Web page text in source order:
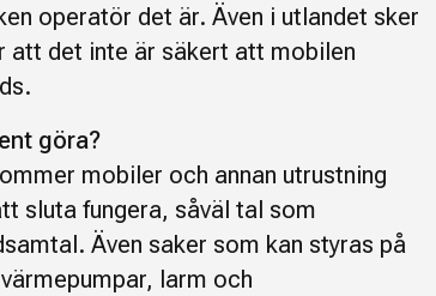
operatör det är. Även i utlandet sker
att det inte är säkert att mobilen
göra?
mobiler och annan utrustning
sluta fungera, såväl tal som
Även saker som kan styras på
larm och